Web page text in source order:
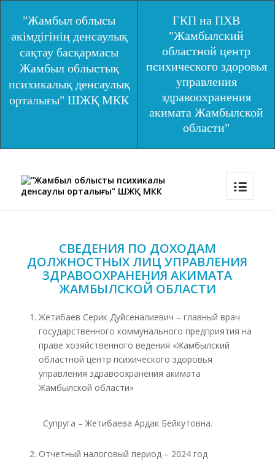
"Жамбыл облысы
әкімдігінің денсаулық
сақтау басқармасы
Жамбыл облыстық
психикалық денсаулық
орталығы" ШЖҚ МКК
ГКП на ПХВ
"Жамбылский
областной центр
психического здоровья
управления
здравоохранения
акимата Жамбылской
области"
СВЕДЕНИЯ ПО ДОХОДАМ
ДОЛЖНОСТНЫХ ЛИЦ УПРАВЛЕНИЯ
ЗДРАВООХРАНЕНИЯ АКИМАТА
ЖАМБЫЛСКОЙ ОБЛАСТИ
Жетибаев Серик Дуйсеналиевич – главный врач
государственного коммунального предприятия на
праве хозяйственного ведения «Жамбылский
областной центр психического здоровья
управления здравоохранения акимата
Жамбылской области»
Супруга – Жетибаева Ардак Бейкутовна.
Отчетный налоговый период – 2024 год